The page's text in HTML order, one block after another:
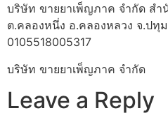
บริษัท ขายยาเพ็ญภาค จำกัด ส
ต.คลองหนึ่ง อ.คลองหลวง จ.ปทุ
0105518005317
บริษัท ขายยาเพ็ญภาค จำกัด
Leave a Reply